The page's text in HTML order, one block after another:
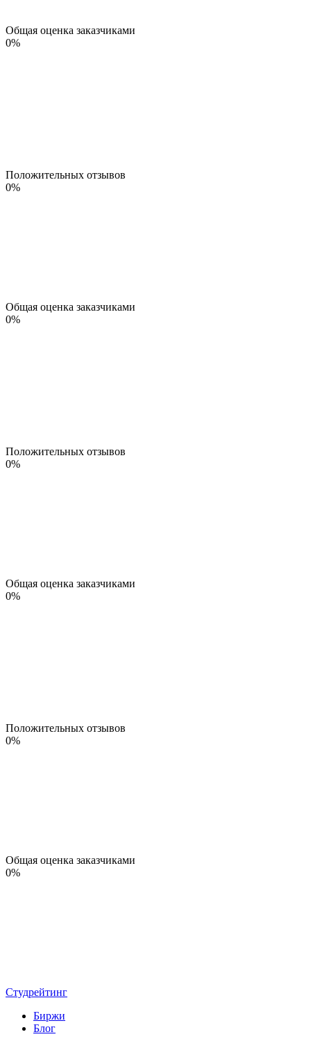
Общая оценка заказчиками
0%
Положительных отзывов
0%
Общая оценка заказчиками
0%
Положительных отзывов
0%
Общая оценка заказчиками
0%
Положительных отзывов
0%
Общая оценка заказчиками
0%
Студрейтинг
Биржи
Блог